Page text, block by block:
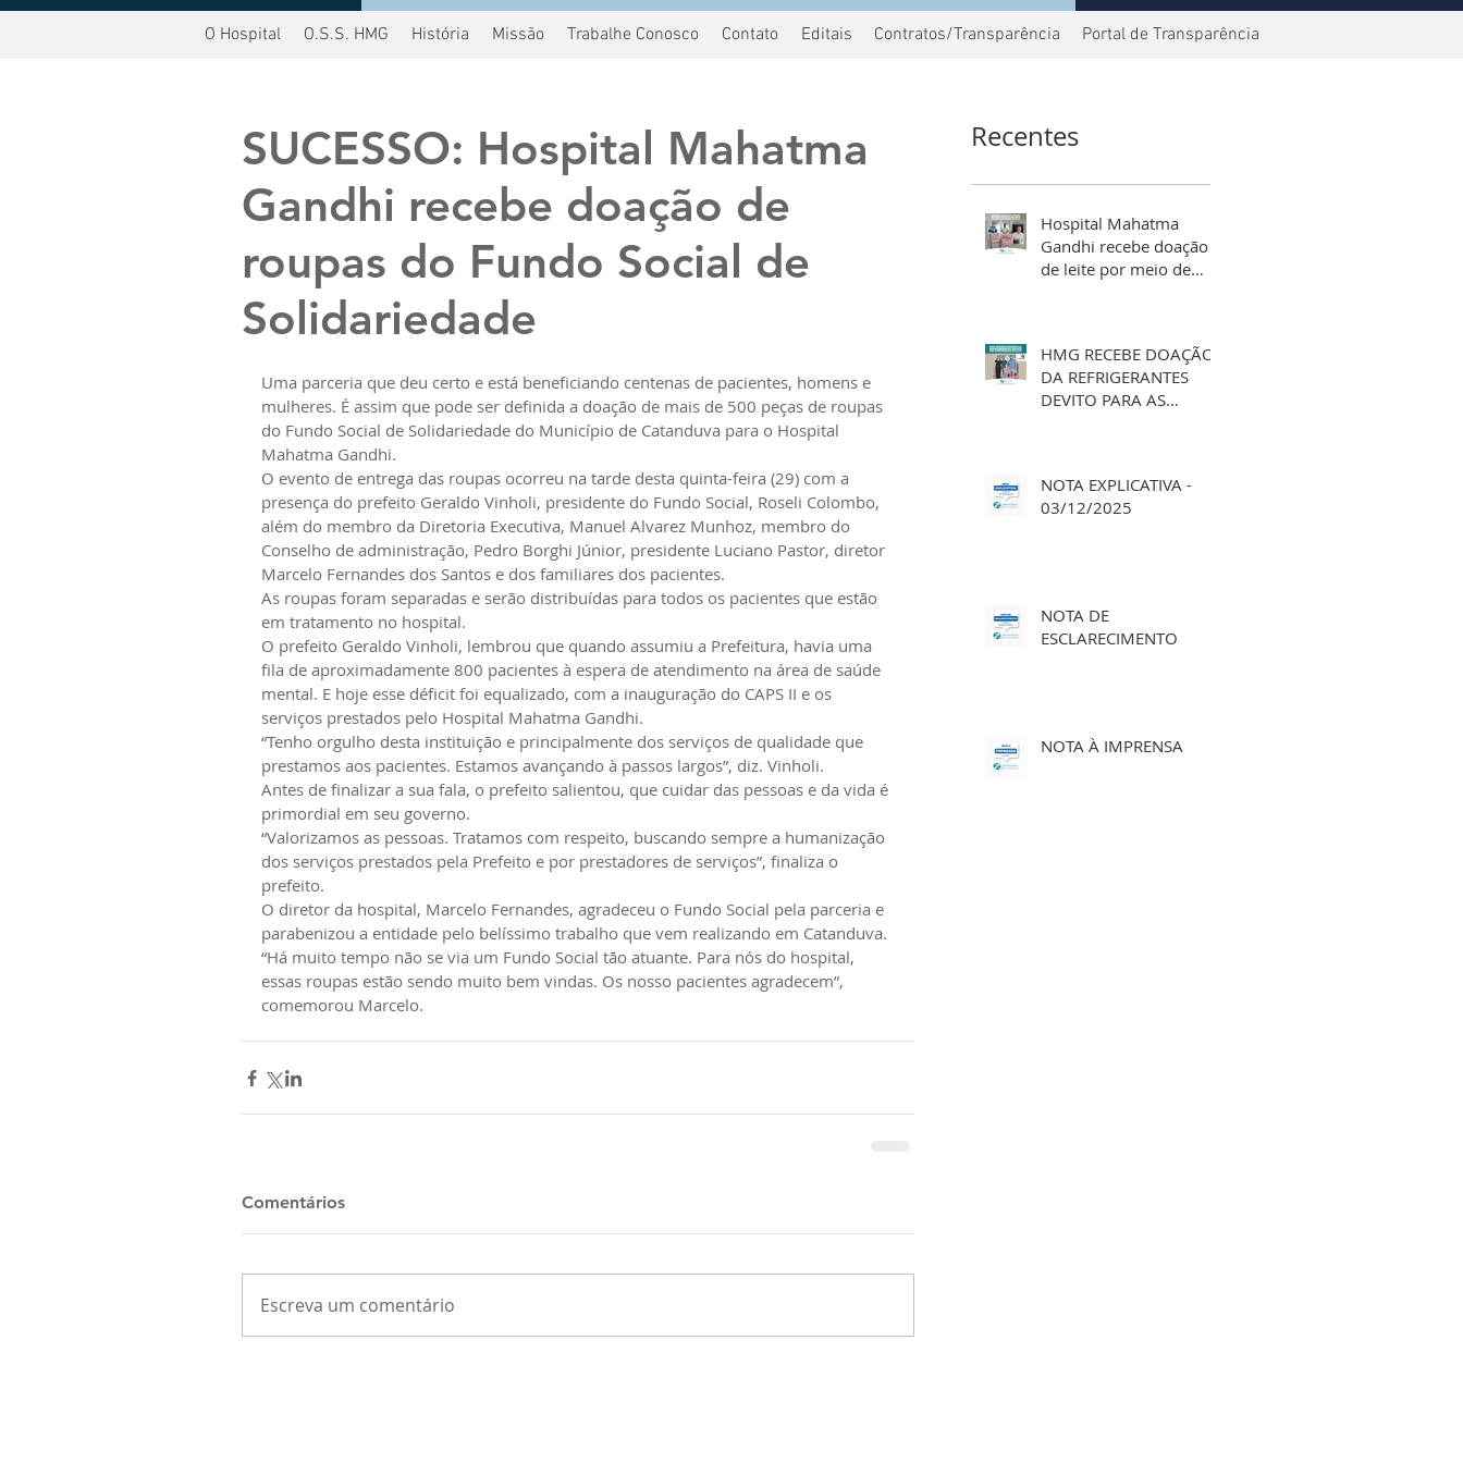
O Hospital O.S.S. HMG História Missão Trabalhe Conosco Contato Editais Contratos/Transparência Portal de Transparência
SUCESSO: Hospital Mahatma
Gandhi recebe doação de
roupas do Fundo Social de
Solidariedade
Uma parceria que deu certo e está beneficiando centenas de pacientes, homens e
mulheres. É assim que pode ser definida a doação de mais de 500 peças de roupas
do Fundo Social de Solidariedade do Município de Catanduva para o Hospital
Mahatma Gandhi.
O evento de entrega das roupas ocorreu na tarde desta quinta-feira (29) com a
presença do prefeito Geraldo Vinholi, presidente do Fundo Social, Roseli Colombo,
além do membro da Diretoria Executiva, Manuel Alvarez Munhoz, membro do
Conselho de administração, Pedro Borghi Júnior, presidente Luciano Pastor, diretor
Marcelo Fernandes dos Santos e dos familiares dos pacientes.
As roupas foram separadas e serão distribuídas para todos os pacientes que estão
em tratamento no hospital.
O prefeito Geraldo Vinholi, lembrou que quando assumiu a Prefeitura, havia uma
fila de aproximadamente 800 pacientes à espera de atendimento na área de saúde
mental. E hoje esse déficit foi equalizado, com a inauguração do CAPS II e os
serviços prestados pelo Hospital Mahatma Gandhi.
“Tenho orgulho desta instituição e principalmente dos serviços de qualidade que
prestamos aos pacientes. Estamos avançando à passos largos”, diz. Vinholi.
Antes de finalizar a sua fala, o prefeito salientou, que cuidar das pessoas e da vida é
primordial em seu governo.
“Valorizamos as pessoas. Tratamos com respeito, buscando sempre a humanização
dos serviços prestados pela Prefeito e por prestadores de serviços”, finaliza o
prefeito.
O diretor da hospital, Marcelo Fernandes, agradeceu o Fundo Social pela parceria e
parabenizou a entidade pelo belíssimo trabalho que vem realizando em Catanduva.
“Há muito tempo não se via um Fundo Social tão atuante. Para nós do hospital,
essas roupas estão sendo muito bem vindas. Os nosso pacientes agradecem”,
comemorou Marcelo.
Comentários
Escreva um comentário
Recentes
Hospital Mahatma
Gandhi recebe doação
de leite por meio de
HMG RECEBE DOAÇÃO
DA REFRIGERANTES
DEVITO PARA AS
NOTA EXPLICATIVA -
03/12/2025
NOTA DE
ESCLARECIMENTO
NOTA À IMPRENSA